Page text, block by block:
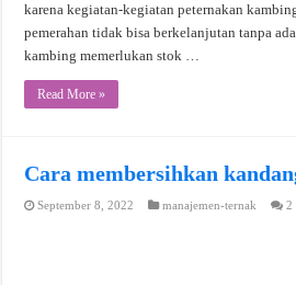
karena kegiatan-kegiatan peternakan
pemerahan tidak bisa berkelanjutan tanpa
kambing memerlukan stok …
Read More »
Cara membersihkan
September 8, 2022 manajemen-ternak 2